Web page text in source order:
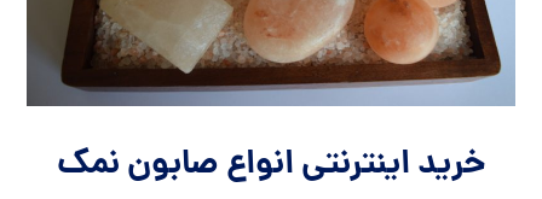
خرید اینترنتی انواع صابون نمک